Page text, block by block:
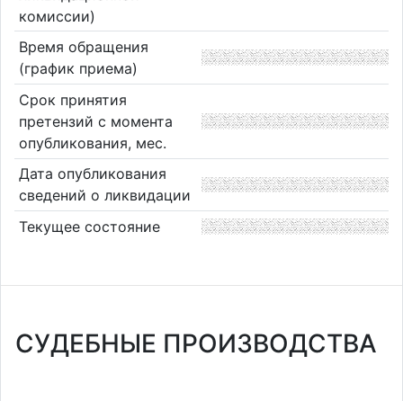
комиссии)
Время обращения
(график приема)
Срок принятия
претензий с момента
опубликования, мес.
Дата опубликования
сведений о ликвидации
Текущее состояние
СУДЕБНЫЕ ПРОИЗВОДСТВА